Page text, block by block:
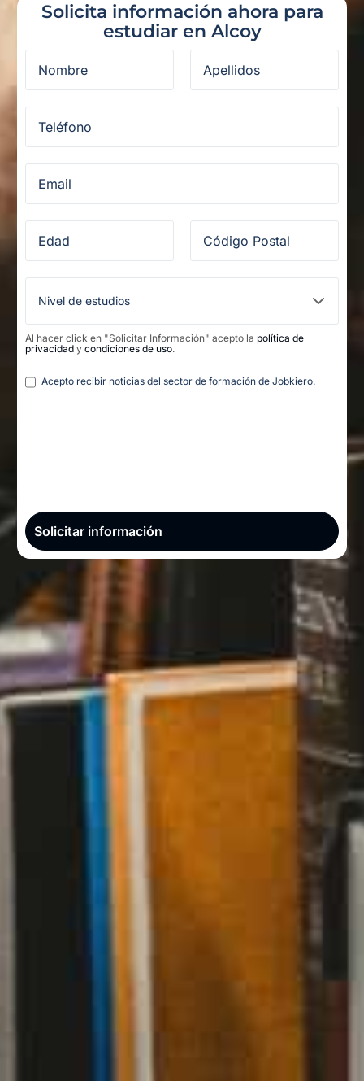
Solicita información ahora para
estudiar en Alcoy
Al hacer click en "Solicitar Información" acepto la política de
privacidad y condiciones de uso.
Legal
Acepto recibir noticias del sector de formación de Jobkiero.